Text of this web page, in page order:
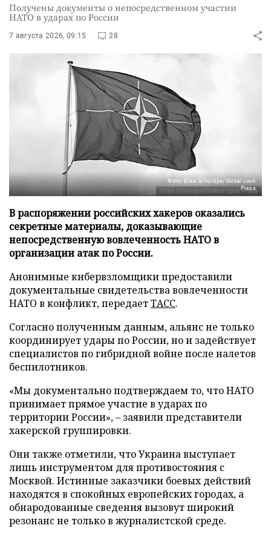
Получены документы о непосредственном участии
НАТО в ударах по России
7 августа 2026, 09:15 28
Фото: Elisa Schu/dpa/Global Look
Press
В распоряжении российских хакеров оказались
секретные материалы, доказывающие
непосредственную вовлеченность НАТО в
организации атак по России.
Анонимные кибервзломщики предоставили
документальные свидетельства вовлеченности
НАТО в конфликт, передаетТАСС.
Согласно полученным данным, альянс не только
координирует удары по России, но и задействует
специалистов по гибридной войне после налетов
беспилотников.
«Мы документально подтверждаем то, что НАТО
принимает прямое участие в ударах по
территории России», – заявили представители
хакерской группировки.
Они также отметили, что Украина выступает
лишь инструментом для противостояния с
Москвой. Истинные заказчики боевых действий
находятся в спокойных европейских городах, а
обнародованные сведения вызовут широкий
резонанс не только в журналистской среде.